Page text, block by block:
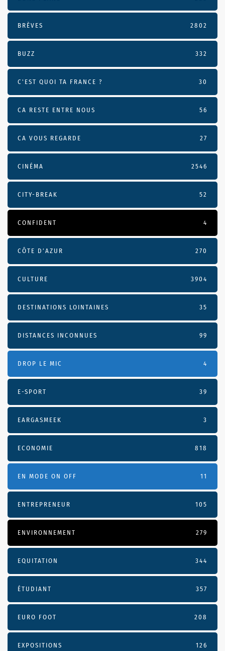
BRÈVES 2802
BUZZ 332
C'EST QUOI TA FRANCE ? 30
CA RESTE ENTRE NOUS 56
CA VOUS REGARDE 27
CINÉMA 2546
CITY-BREAK 52
CONFIDENT 4
CÔTE D’AZUR 270
CULTURE 3904
DESTINATIONS LOINTAINES 35
DISTANCES INCONNUES 99
DROP LE MIC 4
E-SPORT 39
EARGASMEEK 3
ECONOMIE 818
EN MODE ON OFF 11
ENTREPRENEUR 105
ENVIRONNEMENT 279
EQUITATION 344
ÉTUDIANT 357
EURO FOOT 208
EXPOSITIONS 126